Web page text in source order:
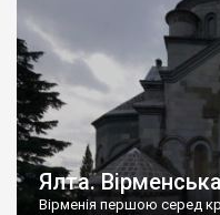
Ялта.
Вірменія першою серед